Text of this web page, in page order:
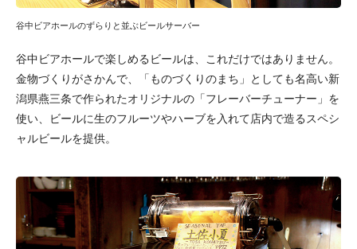
谷中ビアホールのずらりと並ぶビールサーバー
谷中ビアホールで楽しめるビールは、これだけではありません。
金物づくりがさかんで、「ものづくりのまち」としても名高い新
潟県燕三条で作られたオリジナルの「フレーバーチューナー」を
使い、ビールに生のフルーツやハーブを入れて店内で造るスペシ
ャルビールを提供。